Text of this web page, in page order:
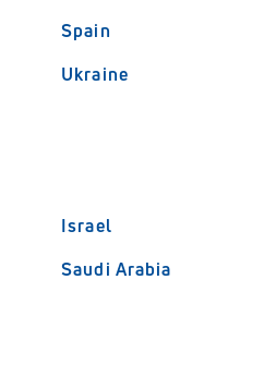
Spain
Ukraine
Israel
Saudi Arabia